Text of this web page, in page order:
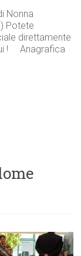
Nonna
Potete
direttamente
! Anagrafica